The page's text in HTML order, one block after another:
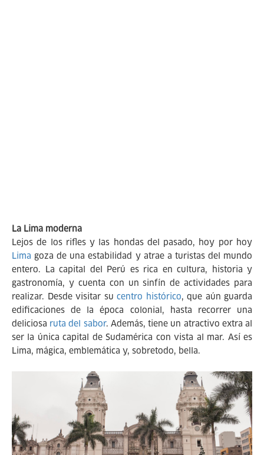
La Lima moderna
Lejos de los rifles y las hondas del pasado, hoy por hoy
Lima goza de una estabilidad y atrae a turistas del mundo
entero. La capital del Perú es rica en cultura, historia y
gastronomía, y cuenta con un sinfín de actividades para
realizar. Desde visitar su centro histórico, que aún guarda
edificaciones de la época colonial, hasta recorrer una
deliciosa ruta del sabor. Además, tiene un atractivo extra al
ser la única capital de Sudamérica con vista al mar. Así es
Lima, mágica, emblemática y, sobretodo, bella.